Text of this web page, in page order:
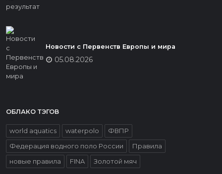
Новости с Первенств Европы и мира
05.08.2026
ОБЛАКО ТЭГОВ
world aquatics waterpolo
ФВПР
Федерация водного поло России
Правила
новые правила
FINA Золотой мяч